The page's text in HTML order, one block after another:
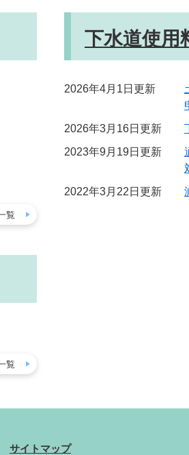
覧
下水道使用
2026年4月1日更新
2026年3月16日更新
2023年9月19日更新
2022年3月22日更新
覧
サイトマップ